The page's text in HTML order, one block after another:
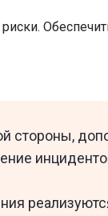
стороны,